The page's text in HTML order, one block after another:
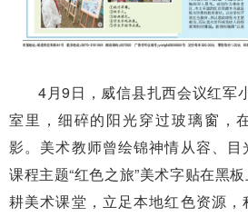
4月9日，威信县扎西会议红军
室里，细碎的阳光穿过玻璃窗，
影。美术教师曾绘锦神情从容、
课程主题“红色之旅”美术字贴在黑
耕美术课堂，立足本地红色资源